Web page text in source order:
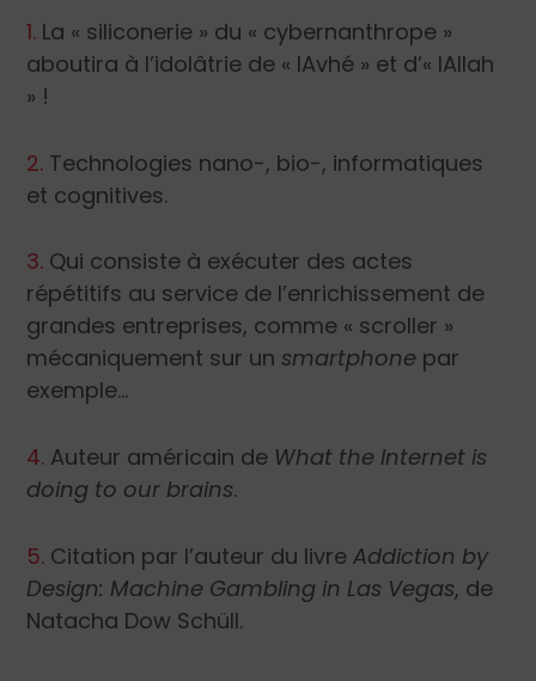
1. La « siliconerie » du « cybernanthrope »
aboutira à l’idolâtrie de « IAvhé » et d’« IAllah
» !
2. Technologies nano-, bio-, informatiques
et cognitives.
3. Qui consiste à exécuter des actes
répétitifs au service de l’enrichissement de
grandes entreprises, comme « scroller »
mécaniquement sur unsmartphone par
exemple…
4. Auteur américain de What the Internet is
doing to our brains.
5. Citation par l’auteur du livreAddiction by
Design: Machine Gambling in Las Vegas, de
Natacha Dow Schüll.